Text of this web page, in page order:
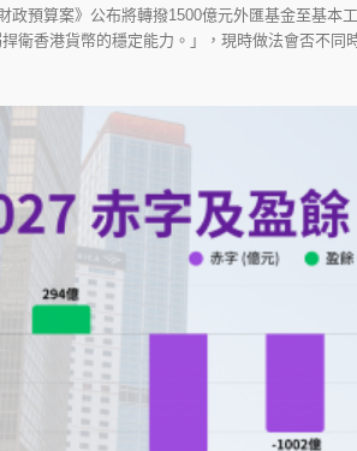
預算案》公布將轉撥1500億元外匯基金至基本
衛香港貨幣的穩定能力。」，現時做法會否不同